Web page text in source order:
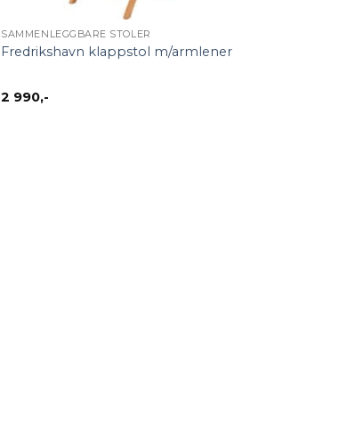
SAMMENLEGGBARE STOLER
Fredrikshavn klappstol m/armlener
2 990,-